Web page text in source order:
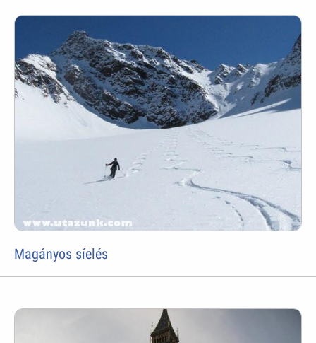
Magányos síelés